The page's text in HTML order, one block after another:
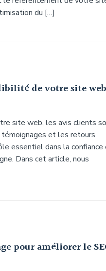
du […]
de votre site web
site web, les avis clients
et les retours
essentiel dans la confiance
Dans cet article, nous
pour améliorer le